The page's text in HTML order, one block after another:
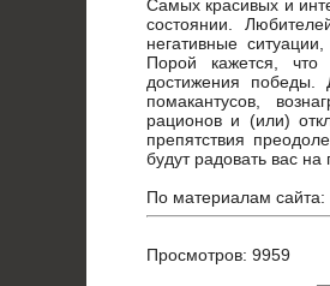
Самых красивых и
состоянии.
негативные
Порой кажется, что
достижения победы.
помакантусов,
рационов и (или)
препятствия
будут радовать вас
По материалам сайта:
Просмотров: 9959